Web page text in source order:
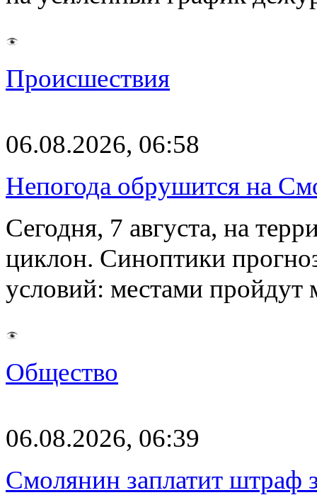
Происшествия
06.08.2026, 06:58
Непогода обрушится на
Сегодня, 7 августа, на
циклон. Синоптики
условий: местами
Общество
06.08.2026, 06:39
Смолянин заплатит штраф